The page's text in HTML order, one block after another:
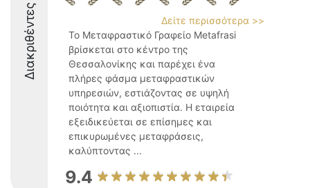
Διακριθέντες
Δείτε περισσότερα >>
Το Μεταφραστικό Γραφείο Metafrasi
βρίσκεται στο κέντρο της
Θεσσαλονίκης και παρέχει ένα
πλήρες φάσμα μεταφραστικών
υπηρεσιών, εστιάζοντας σε υψηλή
ποιότητα και αξιοπιστία. Η εταιρεία
εξειδικεύεται σε επίσημες και
επικυρωμένες μεταφράσεις,
καλύπτοντας ...
9.4